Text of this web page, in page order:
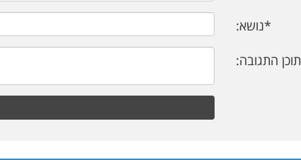
*נושא:
תוכן התגובה: